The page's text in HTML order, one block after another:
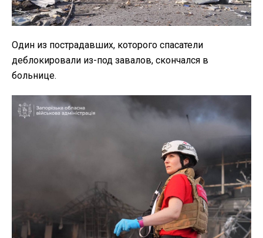
Один из пострадавших, которого спасатели
деблокировали из-под завалов, скончался в
больнице.